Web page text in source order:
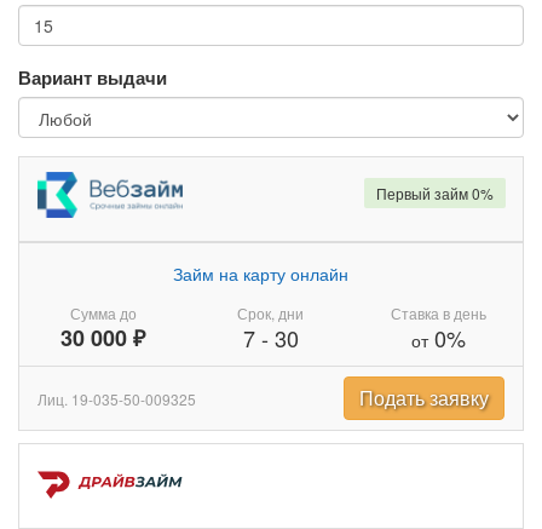
Вариант выдачи
Сумма до
30 000 ₽
Займ на карту онлайн
Срок, дни
7- 30
Ставка в день
от0%
Первый займ 0%
Лиц. 19-035-50-009325 Подать заявку